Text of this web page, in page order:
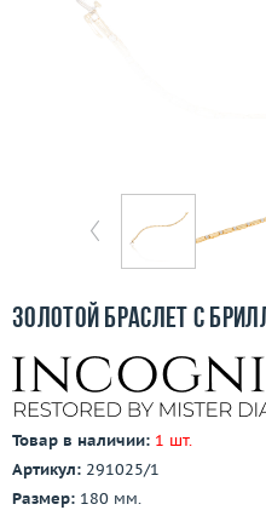
Бесплатная доставка
Контакты
3D-тур по шоуруму
Золотой браслет с
Товар в наличии: 1 шт.
Артикул: 291025/1
Размер: 180 мм.